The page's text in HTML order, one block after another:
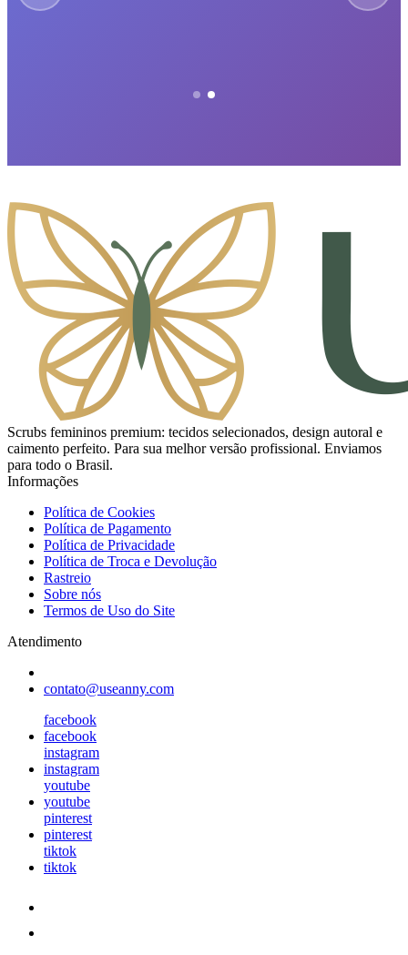
Scrubs femininos premium: tecidos selecionados, design autoral e
caimento perfeito. Para sua melhor versão profissional. Enviamos
para todo o Brasil.
Informações
Política de Cookies
Política de Pagamento
Política de Privacidade
Política de Troca e Devolução
Rastreio
Sobre nós
Termos de Uso do Site
Atendimento
contato@useanny.com
facebook
facebook
instagram
instagram
youtube
youtube
pinterest
pinterest
tiktok
tiktok